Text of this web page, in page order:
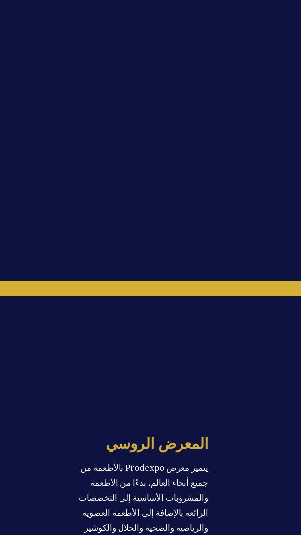
المعرض الروسي
يتميز معرض Prodexpo بالأطعمة من
جميع أنحاء العالم، بدءًا من الأطعمة
والمشروبات الأساسية إلى التخصصات
الرائعة بالإضافة إلى الأطعمة العضوية
والرياضية والصحية والحلال والكوشير